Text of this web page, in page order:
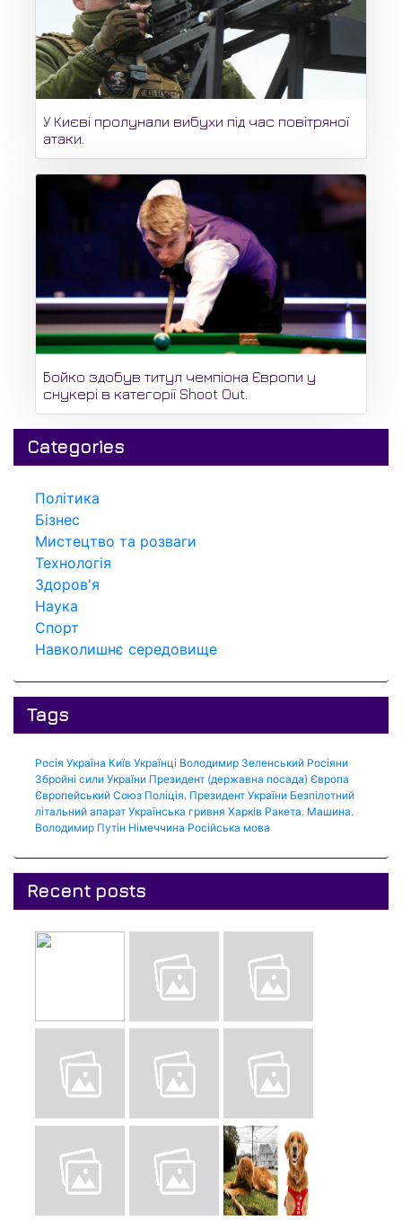
У Києві пролунали вибухи під час повітряної
атаки.
Бойко здобув титул чемпіона Європи у
снукері в категорії Shoot Out.
Categories
Політика
Бізнес
Мистецтво та розваги
Технологія
Здоров'я
Наука
Спорт
Навколишнє середовище
Tags
Росія Україна Київ Українці Володимир Зеленський Росіяни
Збройні сили України Президент (державна посада) Європа
Європейський Союз Поліція. Президент України Безпілотний
літальний апарат Українська гривня Харків Ракета. Машина.
Володимир Путін Німеччина Російська мова
Recent posts